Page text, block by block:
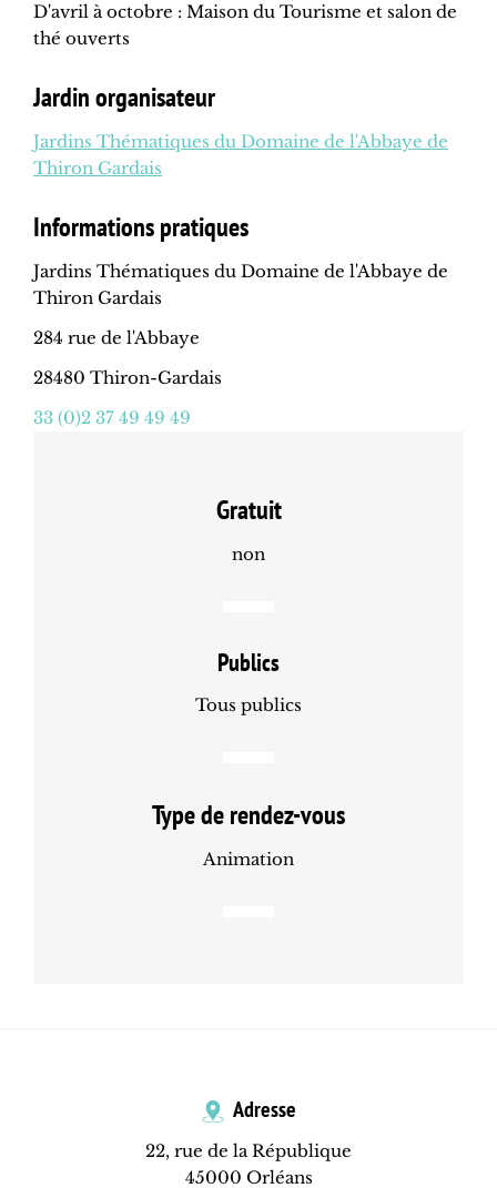
D'avril à octobre : Maison du Tourisme et salon de
thé ouverts
Jardin organisateur
Jardins Thématiques du Domaine de l'Abbaye de
Thiron Gardais
Informations pratiques
Jardins Thématiques du Domaine de l'Abbaye de
Thiron Gardais
284 rue de l'Abbaye
28480 Thiron-Gardais
33 (0)2 37 49 49 49
Gratuit
non
Publics
Tous publics
Type de rendez-vous
Animation
Adresse
22, rue de la République
45000 Orléans